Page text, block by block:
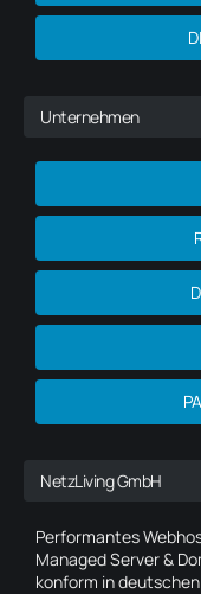
Unternehmen
NetzLiving GmbH
Performantes
Managed Server &
konform in